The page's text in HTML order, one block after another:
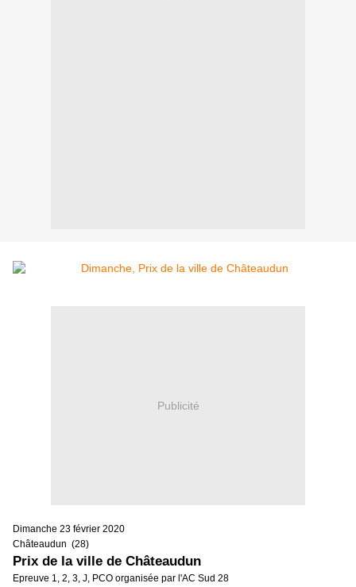
Publicité
Dimanche 23 février 2020
Châteaudun (28)
Prix de la ville de Châteaudun
Epreuve 1, 2, 3, J, PCO organisée par l'AC Sud 28